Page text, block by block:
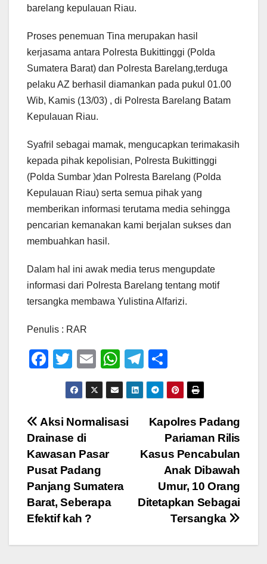
barelang kepulauan Riau.
Proses penemuan Tina merupakan hasil
kerjasama antara Polresta Bukittinggi (Polda
Sumatera Barat) dan Polresta Barelang,terduga
pelaku AZ berhasil diamankan pada pukul 01.00
Wib, Kamis (13/03) , di Polresta Barelang Batam
Kepulauan Riau.
Syafril sebagai mamak, mengucapkan terimakasih
kepada pihak kepolisian, Polresta Bukittinggi
(Polda Sumbar )dan Polresta Barelang (Polda
Kepulauan Riau) serta semua pihak yang
memberikan informasi terutama media sehingga
pencarian kemanakan kami berjalan sukses dan
membuahkan hasil.
Dalam hal ini awak media terus mengupdate
informasi dari Polresta Barelang tentang motif
tersangka membawa Yulistina Alfarizi.
Penulis : RAR
F
e
b
o
o
k
T
wi
tt
er
E
m
ail
W
h
at
s
T
el
e
gr
m
h
ar
e
Navigasi
pos
Kapolres Padang
Pariaman Rilis
Kasus Pencabulan
Anak Dibawah
Umur, 10 Orang
Ditetapkan Sebagai
Tersangka
Aksi Normalisasi
Drainase di
Kawasan Pasar
Pusat Padang
Panjang Sumatera
Barat, Seberapa
Efektif kah ?